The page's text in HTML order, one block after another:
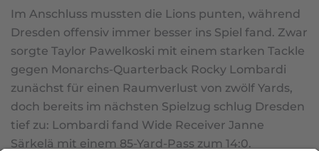
Im Anschluss mussten die Lions punten, während
Dresden offensiv immer besser ins Spiel fand. Zwar
sorgte Taylor Pawelkoski mit einem starken Tackle
gegen Monarchs-Quarterback Rocky Lombardi
zunächst für einen Raumverlust von zwölf Yards,
doch bereits im nächsten Spielzug schlug Dresden
tief zu: Lombardi fand Wide Receiver Janne
Särkelä mit einem 85-Yard-Pass zum 14:0.